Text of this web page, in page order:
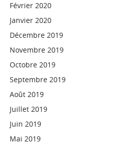
Février 2020
Janvier 2020
Décembre 2019
Novembre 2019
Octobre 2019
Septembre 2019
Août 2019
Juillet 2019
Juin 2019
Mai 2019